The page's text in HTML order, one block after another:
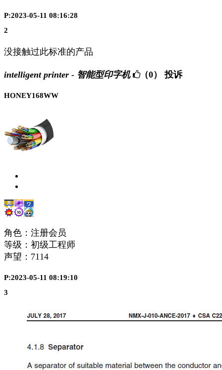
P:2023-05-11 08:16:28
2
没接触过此标准的产品
intelligent printer - 智能型印字机 （0） 投诉
HONEY168WW
角色：注册会员
等级：初级工程师
声望： 7114
P:2023-05-11 08:19:10
3